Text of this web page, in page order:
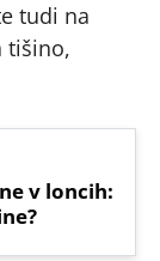
tudi na
tišino,
v loncih: